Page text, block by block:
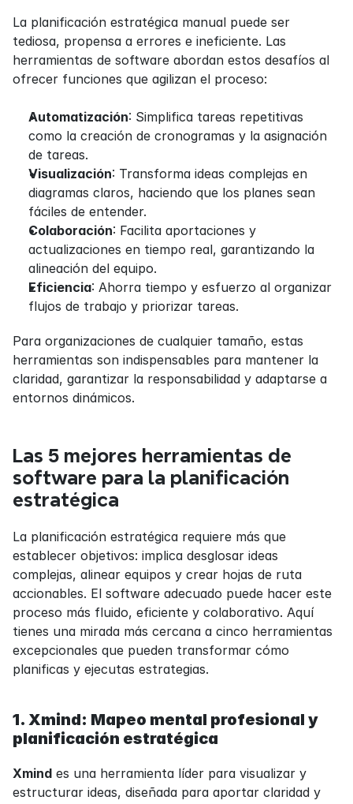
La planificación estratégica manual puede ser
tediosa, propensa a errores e ineficiente. Las
herramientas de software abordan estos desafíos al
ofrecer funciones que agilizan el proceso:
Automatización: Simplifica tareas repetitivas
como la creación de cronogramas y la asignación
de tareas.
Visualización: Transforma ideas complejas en
diagramas claros, haciendo que los planes sean
fáciles de entender.
Colaboración: Facilita aportaciones y
actualizaciones en tiempo real, garantizando la
alineación del equipo.
Eficiencia: Ahorra tiempo y esfuerzo al organizar
flujos de trabajo y priorizar tareas.
Para organizaciones de cualquier tamaño, estas
herramientas son indispensables para mantener la
claridad, garantizar la responsabilidad y adaptarse a
entornos dinámicos.
Las 5 mejores herramientas de
software para la planificación
estratégica
La planificación estratégica requiere más que
establecer objetivos: implica desglosar ideas
complejas, alinear equipos y crear hojas de ruta
accionables. El software adecuado puede hacer este
proceso más fluido, eficiente y colaborativo. Aquí
tienes una mirada más cercana a cinco herramientas
excepcionales que pueden transformar cómo
planificas y ejecutas estrategias.
1. Xmind: Mapeo mental profesional y
planificación estratégica
Xmind es una herramienta líder para visualizar y
estructurar ideas, diseñada para aportar claridad y